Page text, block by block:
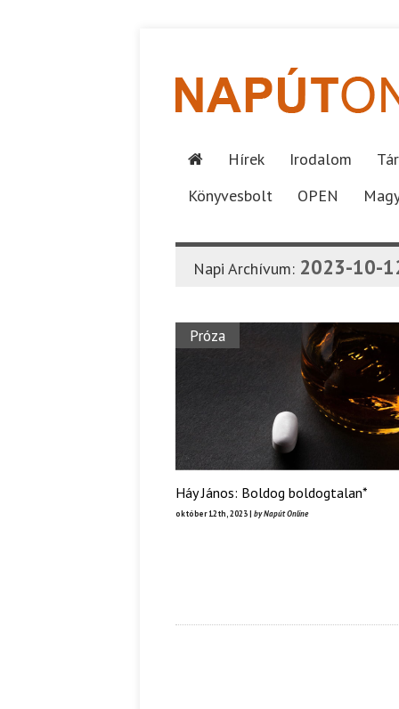
Hírek Irodalom
Könyvesbolt
OPEN
Napi Archívum: 2023-10-
Próza
Háy János: Boldog boldogtalan*
október 12th, 2023 | by Napút Online